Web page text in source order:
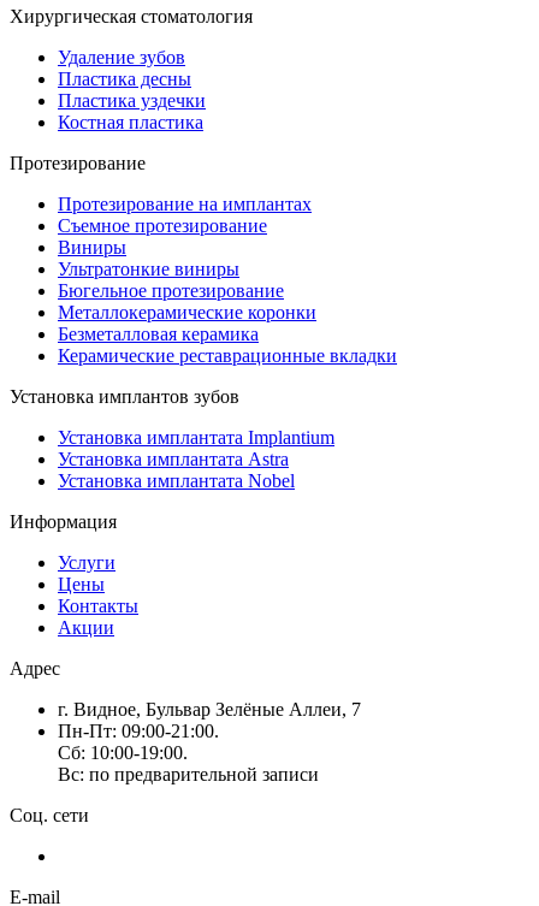
Хирургическая стоматология
Удаление зубов
Пластика десны
Пластика уздечки
Костная пластика
Протезирование
Протезирование на имплантах
Съемное протезирование
Виниры
Ультратонкие виниры
Бюгельное протезирование
Металлокерамические коронки
Безметалловая керамика
Керамические реставрационные вкладки
Установка имплантов зубов
Установка имплантата Implantium
Установка имплантата Astra
Установка имплантата Nobel
Информация
Услуги
Цены
Контакты
Акции
Адрес
г. Видное, Бульвар Зелёные Аллеи, 7
Пн-Пт: 09:00-21:00.
Сб: 10:00-19:00.
Вс: по предварительной записи
Соц. сети
E-mail